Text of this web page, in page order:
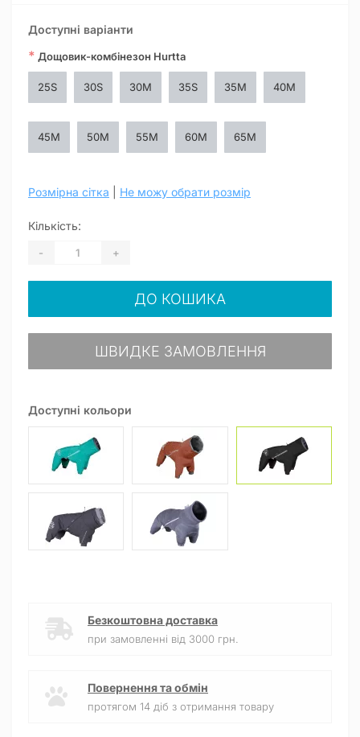
Доступні кольори
Доступні варіанти
* Дощовик-комбінезон Hurtta
25S 30S 30M 35S 35M 40M
45M 50M 55M 60M 65M
Розмірна сітка Не можу обрати розмір
Кількість:
- +
ДО КОШИКА
ШВИДКЕ ЗАМОВЛЕННЯ
Безкоштовна доставка
при замовленні від 3000 грн.
Повернення та обмін
протягом 14 діб з отримання товару